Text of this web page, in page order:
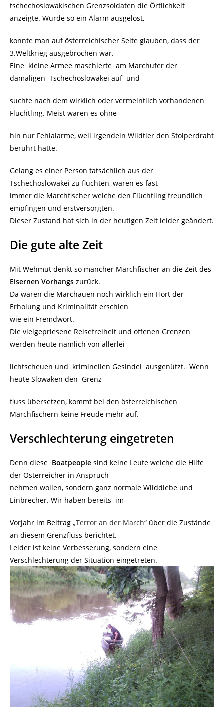
tschechoslowakischen Grenzsoldaten die Örtlichkeit
anzeigte. Wurde so ein Alarm ausgelöst,
konnte man auf österreichischer Seite glauben, dass der
3.Weltkrieg ausgebrochen war.
Eine kleine Armee maschierte am Marchufer der
damaligen Tschechoslowakei auf und
suchte nach dem wirklich oder vermeintlich vorhandenen
Flüchtling. Meist waren es ohne-
hin nur Fehlalarme, weil irgendein Wildtier den Stolperdraht
berührt hatte.
Gelang es einer Person tatsächlich aus der
Tschechoslowakei zu flüchten, waren es fast
immer die Marchfischer welche den Flüchtling freundlich
empfingen und erstversorgten.
Dieser Zustand hat sich in der heutigen Zeit leider geändert.
Die gute alte Zeit
Mit Wehmut denkt so mancher Marchfischer an die Zeit des
Eisernen Vorhangs zurück.
Da waren die Marchauen noch wirklich ein Hort der
Erholung und Kriminalität erschien
wie ein Fremdwort.
Die vielgepriesene Reisefreiheit und offenen Grenzen
werden heute nämlich von allerlei
lichtscheuen und kriminellen Gesindel ausgenützt. Wenn
heute Slowaken den Grenz-
fluss übersetzen, kommt bei den österreichischen
Marchfischern keine Freude mehr auf.
Verschlechterung eingetreten
Denn diese Boatpeople sind keine Leute welche die Hilfe
der Österreicher in Anspruch
nehmen wollen, sondern ganz normale Wilddiebe und
Einbrecher. Wir haben bereits im
Vorjahr im Beitrag „Terror an der March“ über die Zustände
an diesem Grenzfluss berichtet.
Leider ist keine Verbesserung, sondern eine
Verschlechterung der Situation eingetreten.